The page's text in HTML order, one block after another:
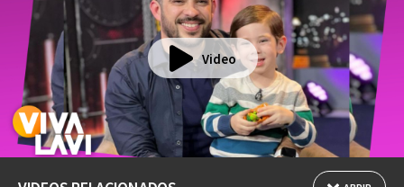
Video